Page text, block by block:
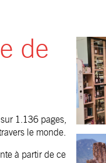
de
1.136 pages,
le monde.
à partir de ce